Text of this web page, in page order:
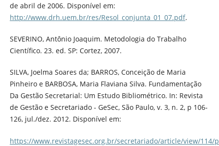
de abril de 2006. Disponível em:
http://www.drh.uem.br/res/Resol_conjunta_01_07.pdf.
SEVERINO, Antônio Joaquim. Metodologia do Trabalho
Científico. 23. ed. SP: Cortez, 2007.
SILVA, Joelma Soares da; BARROS, Conceição de Maria
Pinheiro e BARBOSA, Maria Flaviana Silva. Fundamentação
Da Gestão Secretarial: Um Estudo Bibliométrico. In: Revista
de Gestão e Secretariado - GeSec, São Paulo, v. 3, n. 2, p 106-
126, jul./dez. 2012. Disponível em:
https://www.revistagesec.org.br/secretariado/article/view/114/